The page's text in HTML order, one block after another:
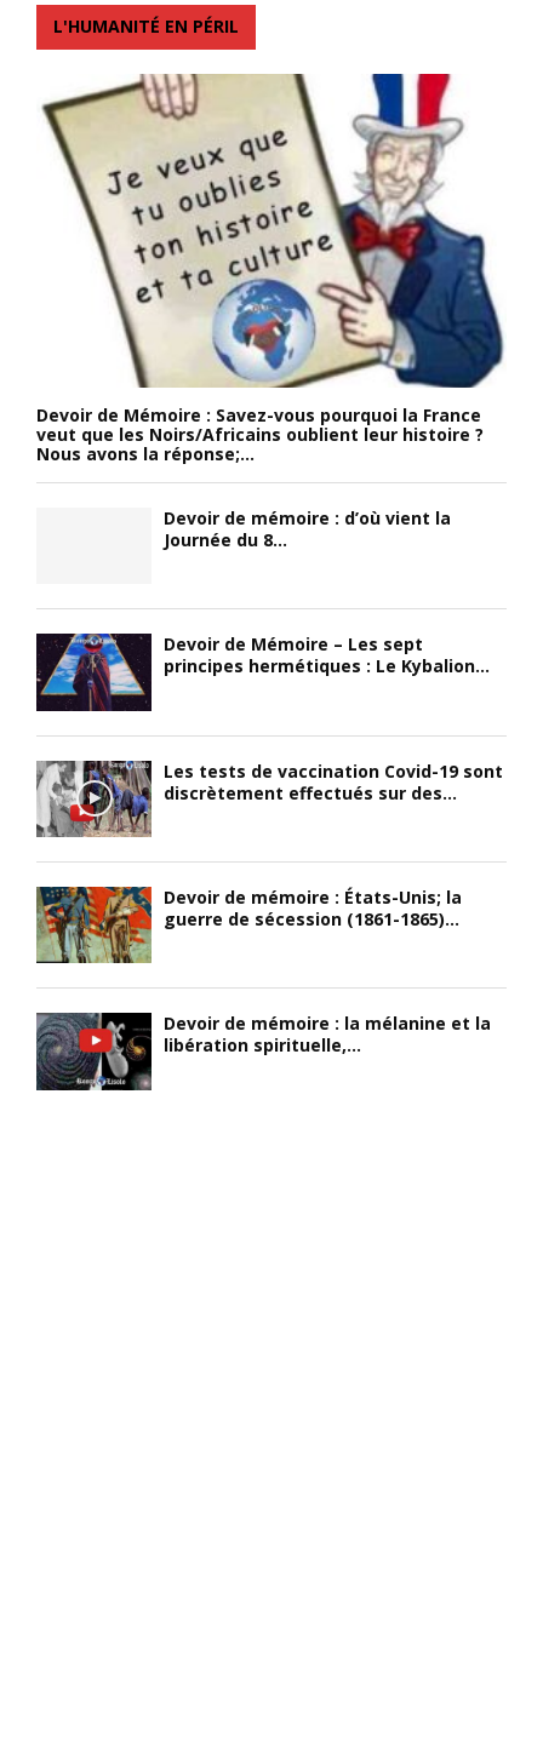
L'HUMANITÉ EN PÉRIL
Devoir de Mémoire : Savez-vous pourquoi la France
veut que les Noirs/Africains oublient leur histoire ?
Nous avons la réponse;...
Devoir de mémoire : d’où vient la
Journée du 8...
Devoir de Mémoire – Les sept
principes hermétiques : Le Kybalion...
Les tests de vaccination Covid-19 sont
discrètement effectués sur des...
Devoir de mémoire : États-Unis; la
guerre de sécession (1861-1865)...
Devoir de mémoire : la mélanine et la
libération spirituelle,...